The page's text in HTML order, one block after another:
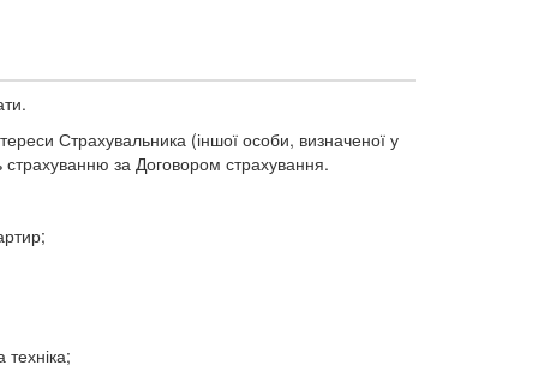
Страхувальника (іншої особи, визначеної у
страхуванню за Договором страхування.